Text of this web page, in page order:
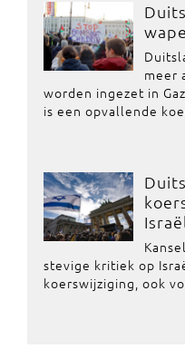
meer
worden ingezet in
is een opvallende
stevige kritiek op
koerswijziging, ook